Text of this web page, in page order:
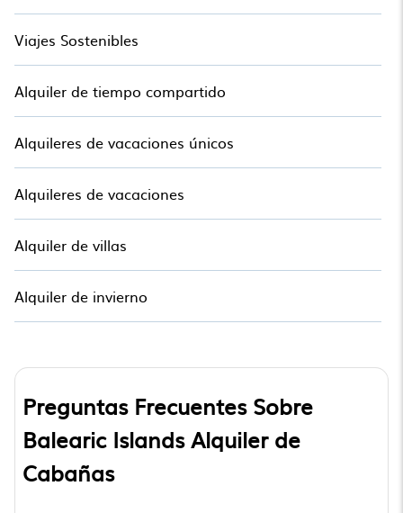
Viajes Sostenibles
Alquiler de tiempo compartido
Alquileres de vacaciones únicos
Alquileres de vacaciones
Alquiler de villas
Alquiler de invierno
Preguntas Frecuentes Sobre
Balearic Islands Alquiler de
Cabañas